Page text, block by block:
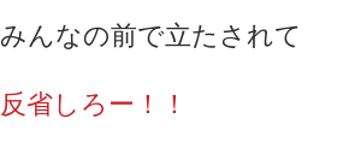
みんなの前で立たされて
反省しろー！！